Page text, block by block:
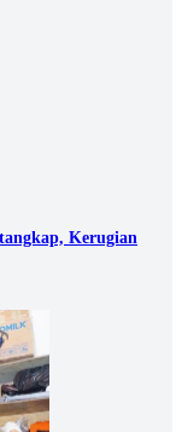
Kerugian